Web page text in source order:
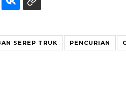
SEREP TRUK PENCURIAN
12 Juni 2026